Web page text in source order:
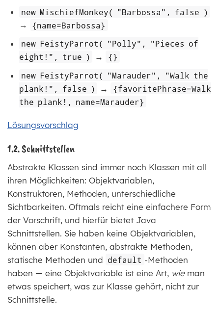
new MischiefMonkey( "Barbossa", false )
→
{name=Barbossa}
new FeistyParrot( "Polly", "Pieces of
eight!", true )
→
{}
new FeistyParrot( "Marauder", "Walk the
plank!", false )
→
{favoritePhrase=Walk
the plank!, name=Marauder}
Lösungsvorschlag
1.2. Schnittstellen
Abstrakte Klassen sind immer noch Klassen mit all
ihren Möglichkeiten: Objektvariablen,
Konstruktoren, Methoden, unterschiedliche
Sichtbarkeiten. Oftmals reicht eine einfachere Form
der Vorschrift, und hierfür bietet Java
Schnittstellen. Sie haben keine Objektvariablen,
können aber Konstanten, abstrakte Methoden,
statische Methoden und default -Methoden
haben — eine Objektvariable ist eine Art, wieman
etwas speichert, was zur Klasse gehört, nicht zur
Schnittstelle.